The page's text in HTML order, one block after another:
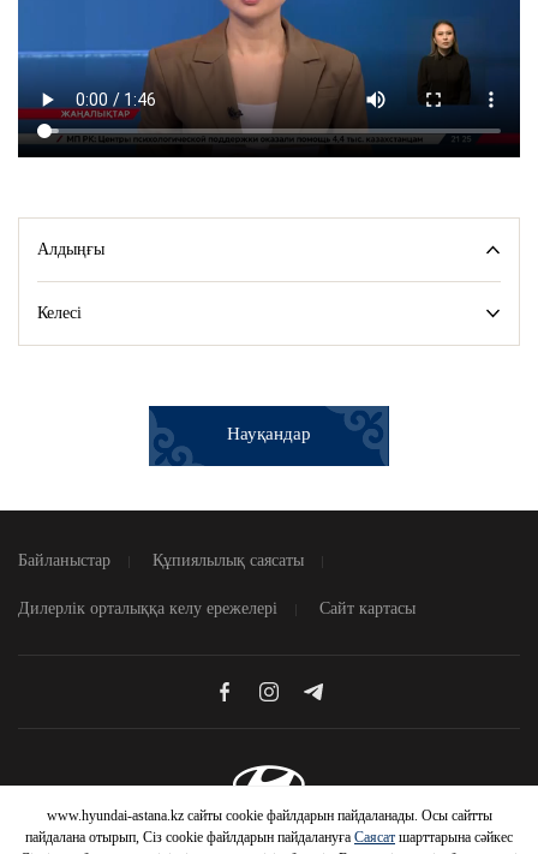
Алдыңғы
Келесі
Науқандар
Байланыстар Құпиялылық саясаты
Дилерлік орталыққа келу ережелері Сайт картасы
© 2026 Hyundai Motor Company
www.hyundai-astana.kz сайты cookie файлдарын пайдаланады. Осы сайтты
пайдалана отырып, Сіз cookie файлдарын пайдалануға Саясат шарттарына сәйкес